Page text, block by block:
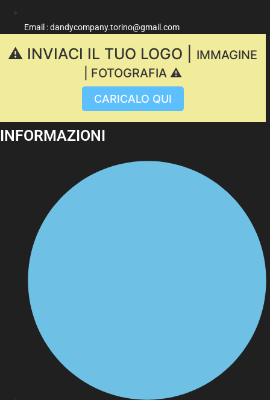
Email : dandycompany.torino@gmail.com
⚠️ INVIACI IL TUO LOGO |
IMMAGINE
| FOTOGRAFIA ⚠️
CARICALO QUI
INFORMAZIONI